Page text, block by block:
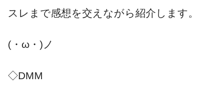
スレまで感想を交えながら紹介します。
(・ω・)ノ
◇DMM